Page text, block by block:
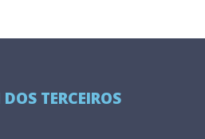
TERCEIROS